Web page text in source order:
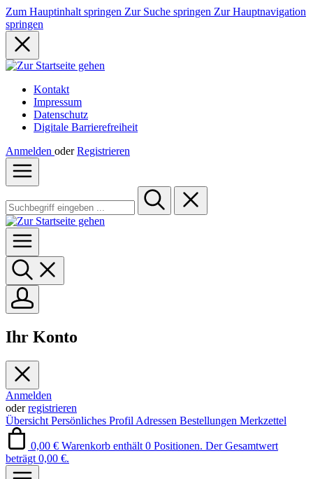
Zum Hauptinhalt springen Zur Suche springen Zur Hauptnavigation
springen
Kontakt
Impressum
Datenschutz
Digitale Barrierefreiheit
Anmelden oder Registrieren
Ihr Konto
Anmelden
oderregistrieren
Übersicht Persönliches Profil Adressen Bestellungen Merkzettel
0,00 € Warenkorb enthält 0 Positionen. Der Gesamtwert
beträgt 0,00 €.